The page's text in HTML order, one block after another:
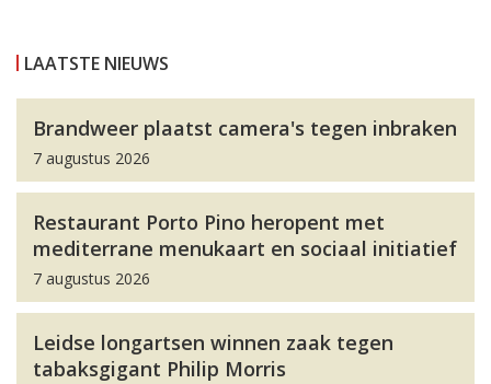
LAATSTE NIEUWS
Brandweer plaatst camera's tegen inbraken
7 augustus 2026
Restaurant Porto Pino heropent met
mediterrane menukaart en sociaal initiatief
7 augustus 2026
Leidse longartsen winnen zaak tegen
tabaksgigant Philip Morris